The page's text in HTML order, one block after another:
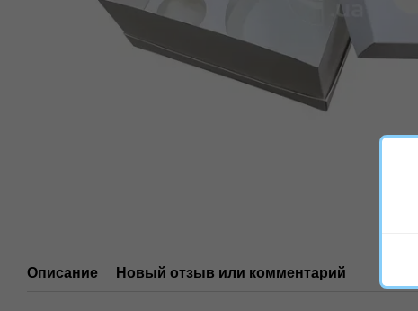
Описание Новый отзыв или комментарий